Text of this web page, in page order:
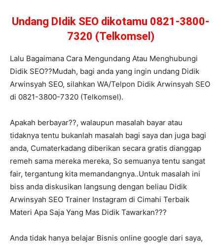
Undang DIdik SEO dikotamu 0821-3800-
7320 (Telkomsel)
Lalu Bagaimana Cara Mengundang Atau Menghubungi
Didik SEO??Mudah, bagi anda yang ingin undang Didik
Arwinsyah SEO, silahkan WA/Telpon Didik Arwinsyah SEO
di 0821-3800-7320 (Telkomsel).
Apakah berbayar??, walaupun masalah bayar atau
tidaknya tentu bukanlah masalah bagi saya dan juga bagi
anda, Cumaterkadang diberikan secara gratis dianggap
remeh sama mereka mereka, So semuanya tentu sangat
fair, tergantung kita memandangnya..Untuk masalah ini
biss anda diskusikan langsung dengan beliau Didik
Arwinsyah SEO Trainer Instagram di Cimahi Terbaik
Materi Apa Saja Yang Mas Didik Tawarkan???
Anda tidak hanya belajar Bisnis online google dari saya,